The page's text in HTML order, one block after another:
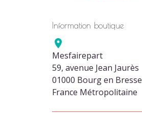
Information boutique

Mesfairepart
59, avenue Jean Jaurès
01000 Bourg en Bresse
France Métropolitaine